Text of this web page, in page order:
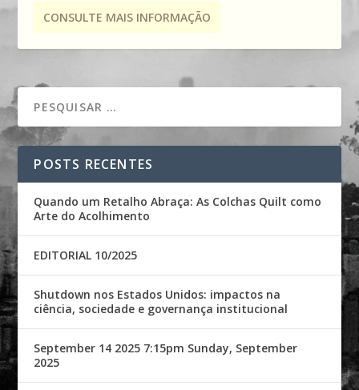
CONSULTE MAIS INFORMAÇÃO
POSTS RECENTES
Quando um Retalho Abraça: As Colchas Quilt como
Arte do Acolhimento
EDITORIAL 10/2025
Shutdown nos Estados Unidos: impactos na
ciência, sociedade e governança institucional
September 14 2025 7:15pm Sunday, September
2025